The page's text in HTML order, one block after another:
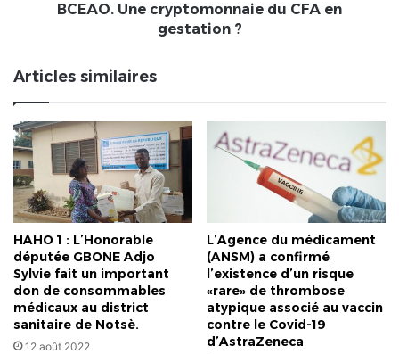
BCEAO. Une cryptomonnaie du CFA en
gestation ?
Articles similaires
HAHO 1 : L’Honorable
députée GBONE Adjo
Sylvie fait un important
don de consommables
médicaux au district
sanitaire de Notsè.
12 août 2022
L’Agence du médicament
(ANSM) a confirmé
l’existence d’un risque
«rare» de thrombose
atypique associé au vaccin
contre le Covid-19
d’AstraZeneca